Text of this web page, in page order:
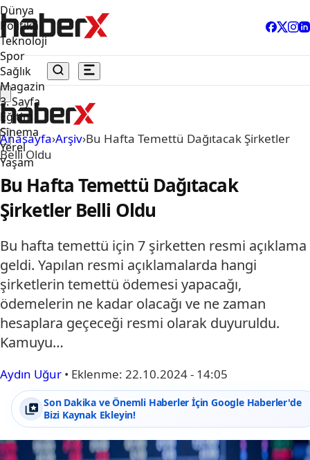
Dünya
Politika
Teknoloji
Spor
Sağlık
Magazin
3. Sayfa
Eğitim
Sinema
Yerel
Yaşam
Anasayfa›Arşiv›Bu Hafta Temettü Dağıtacak Şirketler
Belli Oldu
Bu Hafta Temettü Dağıtacak
Şirketler Belli Oldu
Bu hafta temettü için 7 şirketten resmi açıklama
geldi. Yapılan resmi açıklamalarda hangi
şirketlerin temettü ödemesi yapacağı,
ödemelerin ne kadar olacağı ve ne zaman
hesaplara geçeceği resmi olarak duyuruldu.
Kamuyu…
Aydın Uğur • Eklenme: 22.10.2024 - 14:05
Son Dakika ve Önemli Haberler İçin Google Haberler'de
Bizi Kaynak Ekleyin!